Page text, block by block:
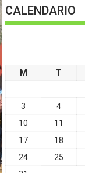
CALENDARIO
M T
3
4
10
11
17
18
24
25